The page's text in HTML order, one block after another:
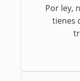
Por ley,
tienes